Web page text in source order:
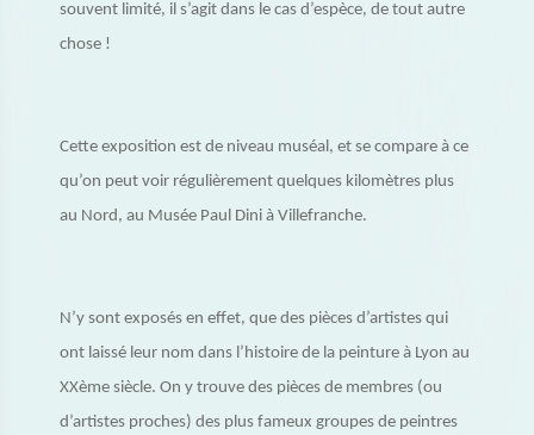
souvent limité, il s’agit dans le cas d’espèce, de tout autre
chose !
Cette exposition est de niveau muséal, et se compare à ce
qu’on peut voir régulièrement quelques kilomètres plus
au Nord, au Musée Paul Dini à Villefranche.
N’y sont exposés en effet, que des pièces d’artistes qui
ont laissé leur nom dans l’histoire de la peinture à Lyon au
XXème siècle. On y trouve des pièces de membres (ou
d’artistes proches) des plus fameux groupes de peintres